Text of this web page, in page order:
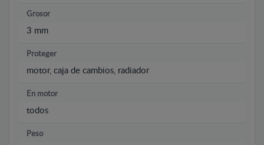
Grosor
3 mm
Proteger
motor, caja de cambios, radiador
En motor
todos
Peso